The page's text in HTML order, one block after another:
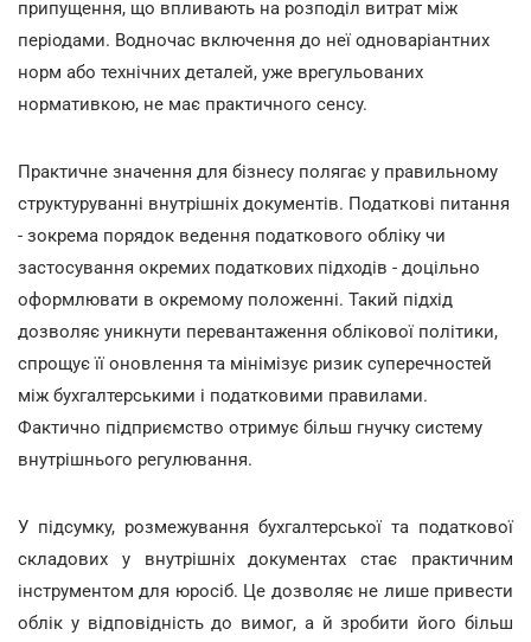
припущення, що впливають на розподіл витрат між
періодами. Водночас включення до неї одноваріантних
норм або технічних деталей, уже врегульованих
нормативкою, не має практичного сенсу.
Практичне значення для бізнесу полягає у правильному
структуруванні внутрішніх документів. Податкові питання
- зокрема порядок ведення податкового обліку чи
застосування окремих податкових підходів - доцільно
оформлювати в окремому положенні. Такий підхід
дозволяє уникнути перевантаження облікової політики,
спрощує її оновлення та мінімізує ризик суперечностей
між бухгалтерськими і податковими правилами.
Фактично підприємство отримує більш гнучку систему
внутрішнього регулювання.
У підсумку, розмежування бухгалтерської та податкової
складових у внутрішніх документах стає практичним
інструментом для юросіб. Це дозволяє не лише привести
облік у відповідність до вимог, а й зробити його більш